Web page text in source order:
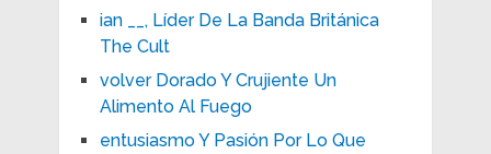
ian __, Líder De La Banda Británica
The Cult
volver Dorado Y Crujiente Un
Alimento Al Fuego
entusiasmo Y Pasión Por Lo Que